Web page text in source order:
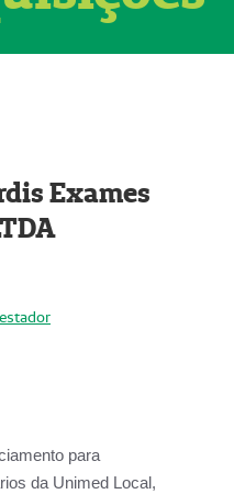
Exames
para
da Unimed Local,